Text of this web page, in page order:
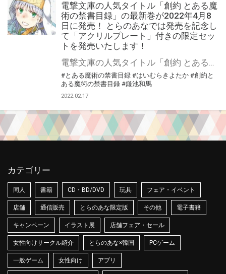
電撃文庫の人気タイトル「創約 とある魔
術の禁書目録」の最新巻が2022年4月8
日に発売！ とらのあなでは発売を記念し
て「アクリルプレート」付きの限定セッ
トを発売いたします！
電撃文庫の人気タイトル「創約 とある魔術の禁書目録」最新巻が2022年4月8日(金)に発売！ とらのあなでは発売を記念して「アクリルプレート付き限定セット」を発売いたします。 是非この機会にお買い求めください！
#とある魔術の禁書目録 #はいむらきよたか #創約と
ある魔術の禁書目録 #鎌池和馬
2022.02.17
カテゴリー
同人 書籍 CD・BD/DVD 玩具 フェア・イベント
店舗 通信販売 とらのあな限定版 その他 電子書籍
キャンペーン イラスト展 店舗フェア・セール
女性向けサークル紹介 とらのあな×韓国 PCゲーム
一般ゲーム 女性向け アプリ